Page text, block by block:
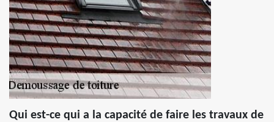
Qui est-ce qui a la capacité de faire les travaux de